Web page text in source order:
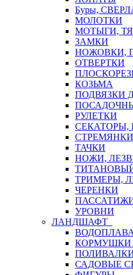
Буры,
МОЛОТКИ
МОТЫГИ,
ЗАМКИ
НОЖОВКИ,
ОТВЕРТКИ
КОЗЬМА
ПОДВЯЗКИ
РУЛЕТКИ
СЕКАТОРЫ,
СТРЕМЯНКИ
ТАЧКИ
НОЖИ,
ТРИМЕРЫ,
ЧЕРЕНКИ
УРОВНИ
ЛАНДШАФТ
КОРМУШКИ
САДОВЫЕ